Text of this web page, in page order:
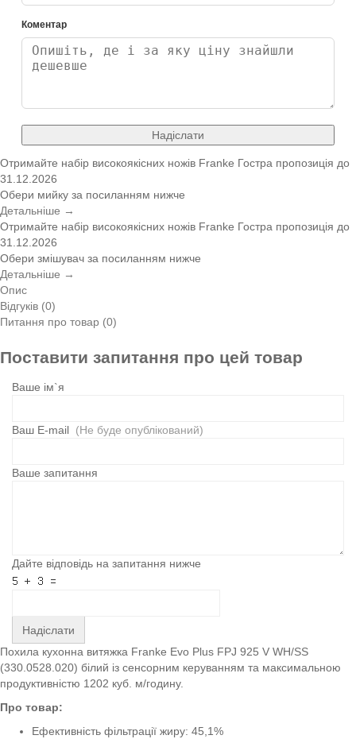
Коментар
Надіслати
Отримайте набір високоякісних ножів Franke Гостра пропозиція до
31.12.2026
Обери мийку за посиланням нижче
Детальніше →
Отримайте набір високоякісних ножів Franke Гостра пропозиція до
31.12.2026
Обери змішувач за посиланням нижче
Детальніше →
Опис
Відгуків (0)
Питання про товар (0)
Поставити запитання про цей товар
Ваше ім`я
Ваш E-mail (Не буде опублікований)
Ваше запитання
Дайте відповідь на запитання нижче
Надіслати
Похила кухонна витяжка Franke Evo Plus FPJ 925 V WH/SS
(330.0528.020) білий із сенсорним керуванням та максимальною
продуктивністю 1202 куб. м/годину.
Про товар:
Ефективність фільтрації жиру: 45,1%